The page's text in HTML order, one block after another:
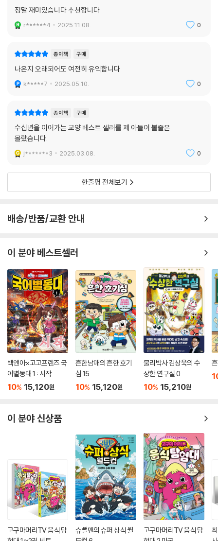
그의 작업은 지금도 계속되고 있다.
둘째, 세계 여러 나라의 복잡하고 딱딱한 역사, 사회, 풍습, 경제, 교육, 종
한 ‘재미’ 때문이다. 독창적이고 기발한 컷 구성과 허를 찌르는 코믹한 대
사, 한눈에 쏙 들어오는 장면 해설은 이원복 교수만의 트레이드마크다. 교
각색해 클래식과 접목한 뮤지컬 공연으로도 만들어져 더 많은 독자를 만나
이보다 지적이고 정확한 교양 만화, 이보다 재미있고 생생한 역사책이 또
있을까?
더 풍성해지고 새로워진 먼나라 이웃나라
이번 개정증보판은 각 나라의 역사와 문화, 오늘의 상황을 요약한 ‘하이라
이트’를 권말에 추가한 점이 특징이다. ‘영국’ 편에서는 대영제국이 세계에
편에는 조 바이든에 관한 내용이 추가되었다. 2022년 2월 푸틴 대통령이
로 불리지만 빈부 격차는 날로 극심해지는 인도의 상황에 비추어 우리 사
‘3줄 요약’과 ‘숏폼’의 시대, 복잡한 세계사를 이해하기 쉽고 짧게 간추린
‘하이라이트’를 먼저 펼쳐본 뒤 본문으로 넘어가는 방법도 나름 전략적 독
서가 되지 않을까? 일목요연하게 정리한 각국의 핵심 정보와 지식을 본문
에 이어 다시 읽다 보면 세계의 어제와 오늘이 한눈에 잡히는 ‘역사 문해
력’이 더욱 상승할 것이다!
동서양을 균형 잡힌 시야로 보는 선진국 대한민국의 글로벌 필독서
이원복 교수는 이번 개정증보판 머리말에서 이제 ‘선진국으로서 미래에 대
서 역할을 하려면 서구 선진국뿐 아니라 전 세계의 역사와 문화, 정보와 지
을 직시하는 통찰과 직관으로 역사와 세계를 한층 깊고 넓게 볼 수 있다.
《먼나라 이웃나라》 시리즈가 서구와 강대국 중심의 정보 편중과 역사 편식
에서 벗어나 나무와 숲을 함께 보는 입체적인 스토리텔링으로 균형과 통합
의 세계사를 써온 이유다.
그런 의도에서 《먼나라 이웃나라》 16권 ‘발칸반도’ 편부터 이원복 교수의
보폭이 더 크고 넓어졌다. 목적지가 한 나라 단위에서 지역과 주제로 확장
된 것이다. 이슬람 문화와 종교가 궁금하다면 18권 ‘중동’ 편과 20권 ‘오스
만제국과 튀르키예’ 편에서 역사 지식과 지역 정보를 얻을 수 있다. 우리나
정말 재미있습니다 추천합니다
r******4 2025.11.08. 0
종이책 구매
나온지 오래되어도 여전히 유익합니다
k*****7 2025.05.10. 0
종이책 구매
수십년을 이어가는 교양 베스트 셀러를 제 아들이 볼줄은
몰랐습니다.
j*******3 2025.03.08. 0
한줄평 전체보기
배송/반품/교환 안내
이 분야 베스트셀러
백앤아×고고프렌즈 국
어별동대 1 : 시작
10% 15,120원
흔한남매의 흔한 호기
심 15
10% 15,120원
물리박사 김상욱의 수
상한 연구실 0
10% 15,210원
이 분야 신상품
고구마머리TV 음식 탐
슈뻘맨의 슈퍼 상식 월
고구마머리TV 음식 탐